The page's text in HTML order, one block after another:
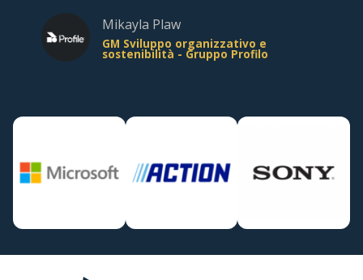
Mikayla Plaw
GM Sviluppo organizzativo e
sostenibilità - Gruppo Profilo